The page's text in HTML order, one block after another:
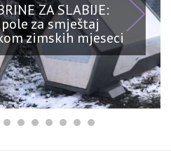
ZA SLABIJE:
za smještaj
zimskih mjeseci